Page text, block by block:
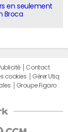
en seulement
Broca
Contact
cookies
Gérer Utiq
Groupe Figaro